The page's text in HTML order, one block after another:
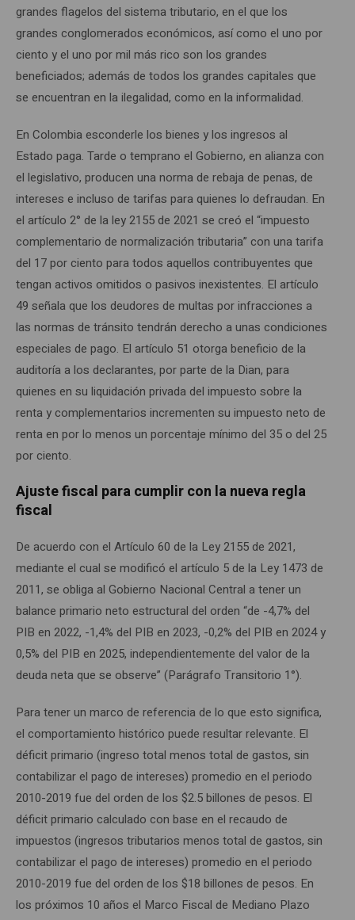
grandes flagelos del sistema tributario, en el que los
grandes conglomerados económicos, así como el uno por
ciento y el uno por mil más rico son los grandes
beneficiados; además de todos los grandes capitales que
se encuentran en la ilegalidad, como en la informalidad.
En Colombia esconderle los bienes y los ingresos al
Estado paga. Tarde o temprano el Gobierno, en alianza con
el legislativo, producen una norma de rebaja de penas, de
intereses e incluso de tarifas para quienes lo defraudan. En
el artículo 2° de la ley 2155 de 2021 se creó el “impuesto
complementario de normalización tributaria” con una tarifa
del 17 por ciento para todos aquellos contribuyentes que
tengan activos omitidos o pasivos inexistentes. El artículo
49 señala que los deudores de multas por infracciones a
las normas de tránsito tendrán derecho a unas condiciones
especiales de pago. El artículo 51 otorga beneficio de la
auditoría a los declarantes, por parte de la Dian, para
quienes en su liquidación privada del impuesto sobre la
renta y complementarios incrementen su impuesto neto de
renta en por lo menos un porcentaje mínimo del 35 o del 25
por ciento.
Ajuste fiscal para cumplir con la nueva regla
fiscal
De acuerdo con el Artículo 60 de la Ley 2155 de 2021,
mediante el cual se modificó el artículo 5 de la Ley 1473 de
2011, se obliga al Gobierno Nacional Central a tener un
balance primario neto estructural del orden “de -4,7% del
PIB en 2022, -1,4% del PIB en 2023, -0,2% del PIB en 2024 y
0,5% del PIB en 2025, independientemente del valor de la
deuda neta que se observe” (Parágrafo Transitorio 1°).
Para tener un marco de referencia de lo que esto significa,
el comportamiento histórico puede resultar relevante. El
déficit primario (ingreso total menos total de gastos, sin
contabilizar el pago de intereses) promedio en el periodo
2010-2019 fue del orden de los $2.5 billones de pesos. El
déficit primario calculado con base en el recaudo de
impuestos (ingresos tributarios menos total de gastos, sin
contabilizar el pago de intereses) promedio en el periodo
2010-2019 fue del orden de los $18 billones de pesos. En
los próximos 10 años el Marco Fiscal de Mediano Plazo